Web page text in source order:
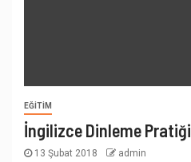
EĞITIM
İngilizce Dinleme Pratiği
13 Şubat 2018 admin